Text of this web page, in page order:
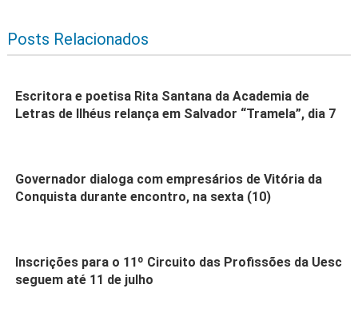
Posts Relacionados
Escritora e poetisa Rita Santana da Academia de
Letras de Ilhéus relança em Salvador “Tramela”, dia 7
Governador dialoga com empresários de Vitória da
Conquista durante encontro, na sexta (10)
Inscrições para o 11º Circuito das Profissões da Uesc
seguem até 11 de julho